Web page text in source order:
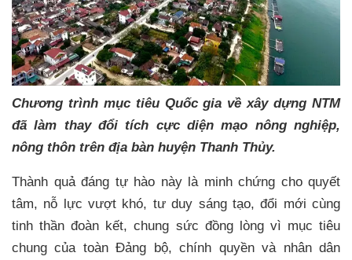
Chương trình mục tiêu Quốc gia về xây dựng NTM
đã làm thay đổi tích cực diện mạo nông nghiệp,
nông thôn trên địa bàn huyện Thanh Thủy.
Thành quả đáng tự hào này là minh chứng cho quyết
tâm, nỗ lực vượt khó, tư duy sáng tạo, đổi mới cùng
tinh thần đoàn kết, chung sức đồng lòng vì mục tiêu
chung của toàn Đảng bộ, chính quyền và nhân dân